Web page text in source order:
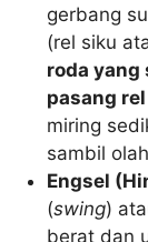
gerbang
(rel siku
roda yang
pasang
miring
sambil
Engsel
(swing)
berat dan